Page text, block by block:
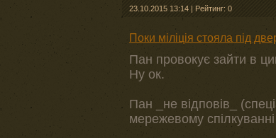
23.10.2015 13:14 | Рейтинг: 0
Поки міліція стояла під
Пан провокує зайти в
Ну ок.
Пан _не відповів_
мережевому